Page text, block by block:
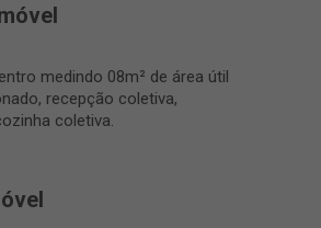
medindo 08m² de área útil
recepção coletiva,
coletiva.